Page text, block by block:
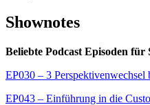
Shownotes
Beliebte Podcast Episoden für
EP030 – 3
EP043 – Einführung in die